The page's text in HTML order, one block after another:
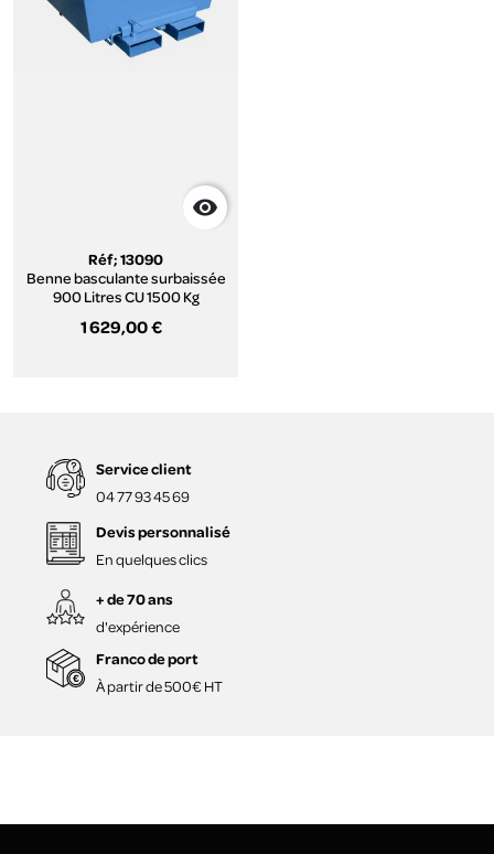

Réf; 13090
Benne basculante surbaissée
900 Litres CU 1500 Kg
1 629,00 €
Service client
04 77 93 45 69
Devis personnalisé
En quelques clics
+ de 70 ans
d'expérience
Franco de port
À partir de 500€ HT